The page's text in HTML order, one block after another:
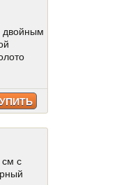
двойным
см с